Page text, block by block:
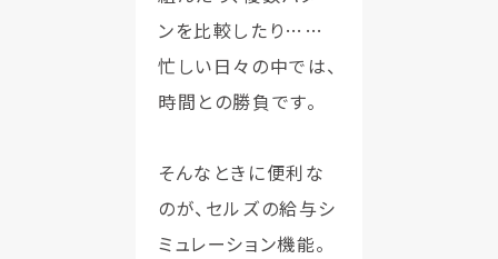
ンを比較したり……
忙しい日々の中では、
時間との勝負です。
そんなときに便利な
のが、セルズの給与シ
ミュレーション機能。